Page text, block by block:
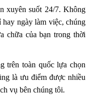
xuyên suốt 24/7. Không
hay ngày làm việc, chúng
chữa của bạn trong thời
trên toàn quốc lựa chọn
là ưu điểm được nhiều
vụ bên chúng tôi.